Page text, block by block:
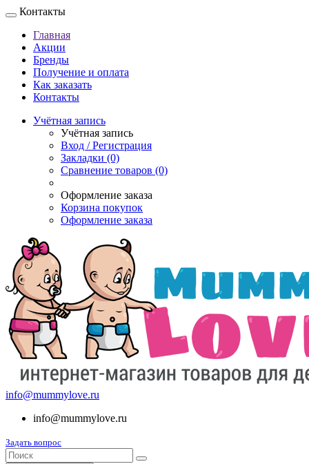
Контакты
Главная
Акции
Бренды
Получение и оплата
Как заказать
Контакты
Учётная запись
Учётная запись
Вход / Регистрация
Закладки (0)
Сравнение товаров (0)
Оформление заказа
Корзина покупок
Оформление заказа
info@mummylove.ru
info@mummylove.ru
Задать вопрос